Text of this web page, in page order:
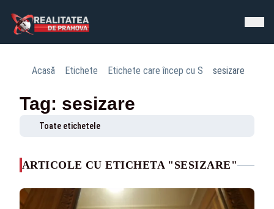
Acasă Etichete Etichete care încep cu S sesizare
Tag: sesizare
Toate etichetele
ARTICOLE CU ETICHETA "SESIZARE"